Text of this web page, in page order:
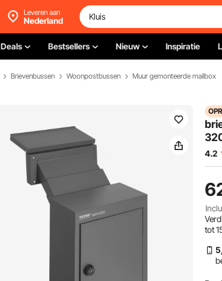
Leveren aan
Nederland
Deals Bestsellers Nieuw Inspiratie
Brievenbussen Woonpostbussen Muur gemonteerde mailbox
4.2
tot
5